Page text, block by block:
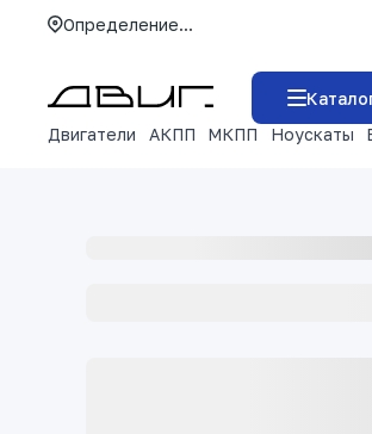
Определение...
Двигатели
АКПП МКПП Ноускаты